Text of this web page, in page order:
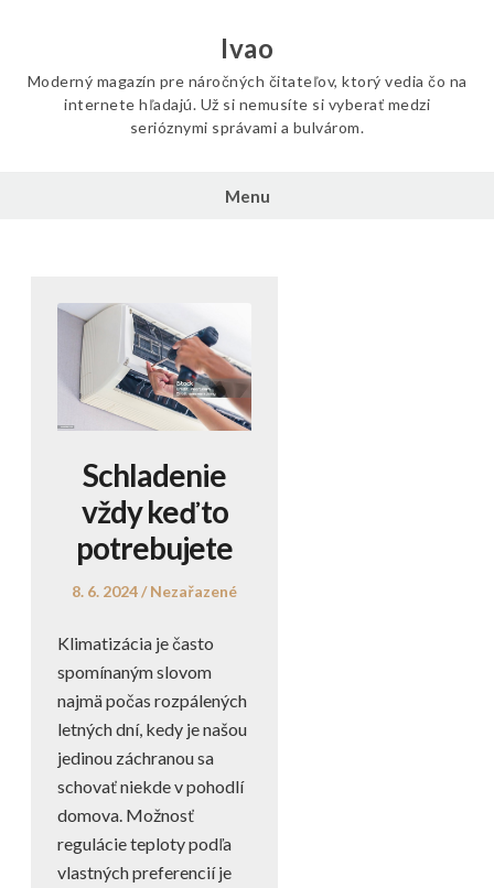
Ivao
Moderný magazín pre náročných čitateľov, ktorý vedia čo na
internete hľadajú. Už si nemusíte si vyberať medzi
serióznymi správami a bulvárom.
Menu
Schladenie
vždy keď to
potrebujete
Posted
8. 6. 2024
Posted
Nezařazené
Klimatizácia je často
spomínaným slovom
najmä počas rozpálených
letných dní, kedy je našou
jedinou záchranou sa
schovať niekde v pohodlí
domova. Možnosť
regulácie teploty podľa
vlastných preferencií je